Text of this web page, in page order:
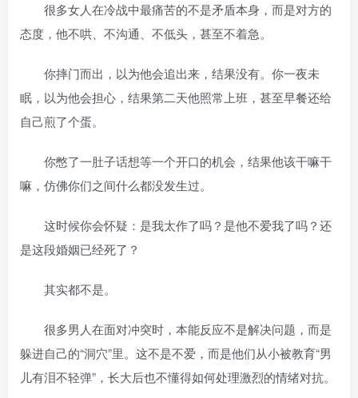
很多女人在冷战中最痛苦的不是矛盾本身，而是对方的
态度，他不哄、不沟通、不低头，甚至不着急。
你摔门而出，以为他会追出来，结果没有。你一夜未
眠，以为他会担心，结果第二天他照常上班，甚至早餐还给
自己煎了个蛋。
你憋了一肚子话想等一个开口的机会，结果他该干嘛干
嘛，仿佛你们之间什么都没发生过。
这时候你会怀疑：是我太作了吗？是他不爱我了吗？还
是这段婚姻已经死了？
其实都不是。
很多男人在面对冲突时，本能反应不是解决问题，而是
躲进自己的“洞穴”里。这不是不爱，而是他们从小被教育“男
儿有泪不轻弹”，长大后也不懂得如何处理激烈的情绪对抗。